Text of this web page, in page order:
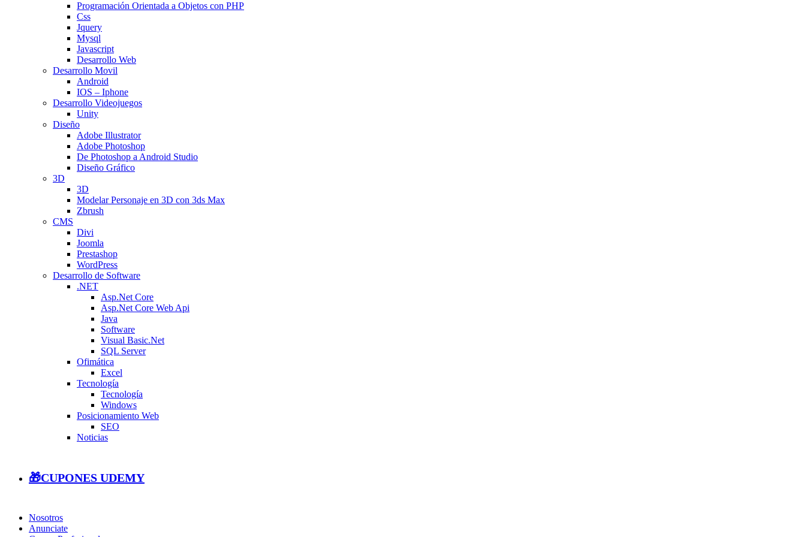
Programación Orientada a Objetos con PHP
Css
Jquery
Mysql
Javascript
Desarrollo Web
Desarrollo Movil
Android
IOS – Iphone
Desarrollo Videojuegos
Unity
Diseño
Adobe Illustrator
Adobe Photoshop
De Photoshop a Android Studio
Diseño Gráfico
3D
3D
Modelar Personaje en 3D con 3ds Max
Zbrush
CMS
Divi
Joomla
Prestashop
WordPress
Desarrollo de Software
.NET
Asp.Net Core
Asp.Net Core Web Api
Java
Software
Visual Basic.Net
SQL Server
Ofimática
Excel
Tecnología
Tecnología
Windows
Posicionamiento Web
SEO
Noticias
🎁CUPONES UDEMY
Nosotros
Anunciate